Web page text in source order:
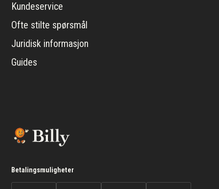
Kundeservice
Ofte stilte spørsmål
Juridisk informasjon
Guides
Betalingsmuligheter